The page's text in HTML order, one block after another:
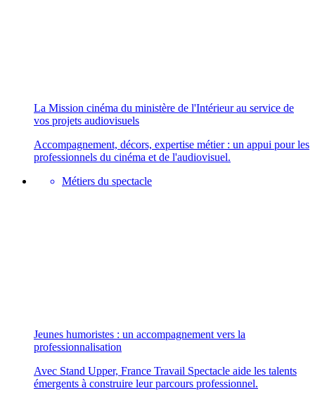
La Mission cinéma du ministère de l'Intérieur au service de
vos projets audiovisuels
Accompagnement, décors, expertise métier : un appui pour les
professionnels du cinéma et de l'audiovisuel.
Métiers du spectacle
Jeunes humoristes : un accompagnement vers la
professionnalisation
Avec Stand Upper, France Travail Spectacle aide les talents
émergents à construire leur parcours professionnel.